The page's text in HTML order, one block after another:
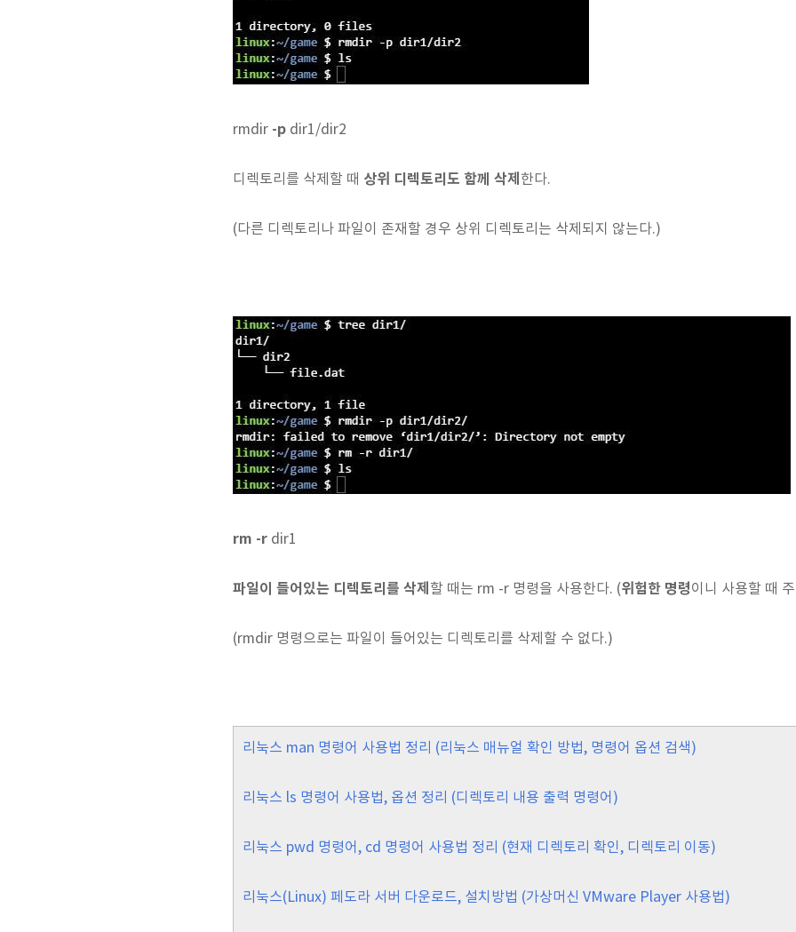
rmdir -p dir1/dir2
디렉토리를 삭제할 때 상위 디렉토리도 함께 삭제 한다.
(다른 디렉토리나 파일이 존재할 경우 상위 디렉토리는 삭제되지 않는다.)
rm -r dir1
파일이 들어있는 디렉토리를 삭제 할 때는 rm -r 명령을 사용한다. (위험한 명령이니 사용할 때
(rmdir 명령으로는 파일이 들어있는 디렉토리를 삭제할 수 없다.)
리눅스 man 명령어 사용법 정리 (리눅스 매뉴얼 확인 방법, 명령어 옵션 검색)
리눅스 ls 명령어 사용법, 옵션 정리 (디렉토리 내용 출력 명령어)
리눅스 pwd 명령어, cd 명령어 사용법 정리 (현재 디렉토리 확인, 디렉토리 이동)
리눅스(Linux) 페도라 서버 다운로드, 설치방법 (가상머신 VMware Player 사용법)